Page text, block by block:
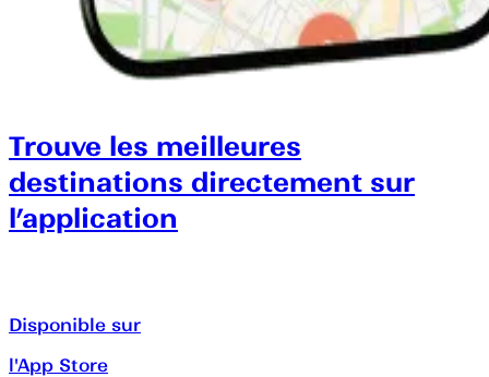
Trouve les meilleures
destinations directement sur
l’application
Disponible sur
l'App Store